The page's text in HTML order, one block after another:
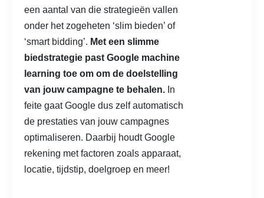
een aantal van die strategieën vallen
onder het zogeheten ‘slim bieden’ of
‘smart bidding’. Met een slimme
biedstrategie past Google machine
learning toe om om de doelstelling
van jouw campagne te behalen. In
feite gaat Google dus zelf automatisch
de prestaties van jouw campagnes
optimaliseren. Daarbij houdt Google
rekening met factoren zoals apparaat,
locatie, tijdstip, doelgroep en meer!